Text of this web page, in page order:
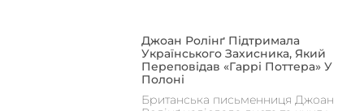
Джоан Ролінґ Підтримала
Українського Захисника, Який
Переповідав «Гаррі Поттера» У
Полоні
Британська письменниця Джоан